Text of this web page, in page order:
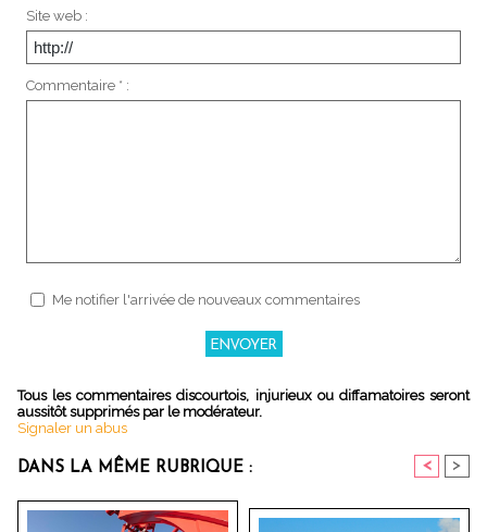
Site web :
Commentaire * :
Me notifier l'arrivée de nouveaux commentaires
Tous les commentaires discourtois, injurieux ou diffamatoires seront
aussitôt supprimés par le modérateur.
Signaler un abus
DANS LA MÊME RUBRIQUE : < >